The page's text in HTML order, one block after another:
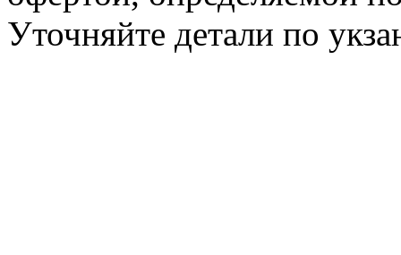
Уточняйте детали по